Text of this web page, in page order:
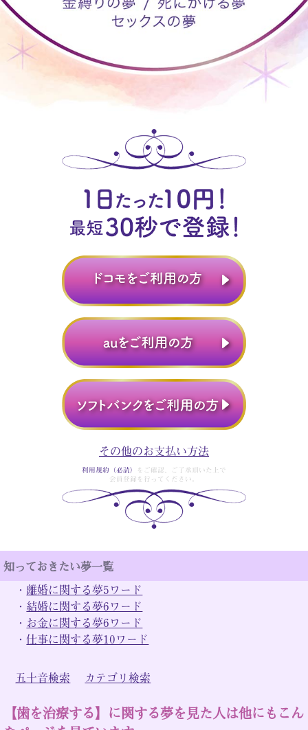
その他のお支払い方法
利用規約（必読）
をご確認、ご了承頂いた上で
会員登録を行ってください。
知っておきたい夢一覧
・ 離婚に関する夢5ワード
・ 結婚に関する夢6ワード
・ お金に関する夢6ワード
・仕事に関する夢10ワード
五十音検索 カテゴリ検索
【歯を治療する】に関する夢を見た人は他にもこん